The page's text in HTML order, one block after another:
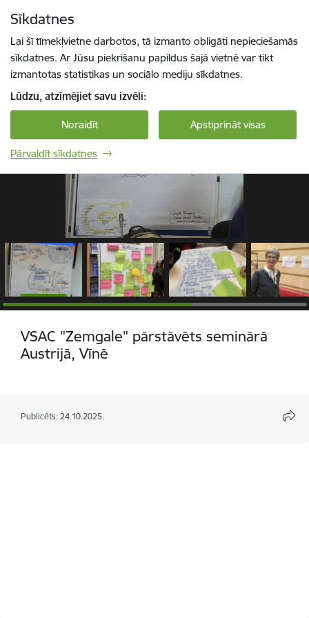
Sīkdatnes
Lai šī tīmekļvietne darbotos, tā izmanto obligāti nepieciešamās
sīkdatnes. Ar Jūsu piekrišanu papildus šajā vietnē var tikt
izmantotas statistikas un sociālo mediju sīkdatnes.
Lūdzu, atzīmējiet savu izvēli:
Noraidīt Apstiprināt visas
Pārvaldīt sīkdatnes
1 / 6
VSAC "Zemgale" pārstāvēts seminārā
Austrijā, Vīnē
Publicēts: 24.10.2025.